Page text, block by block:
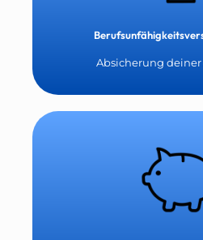
Absicherung deiner